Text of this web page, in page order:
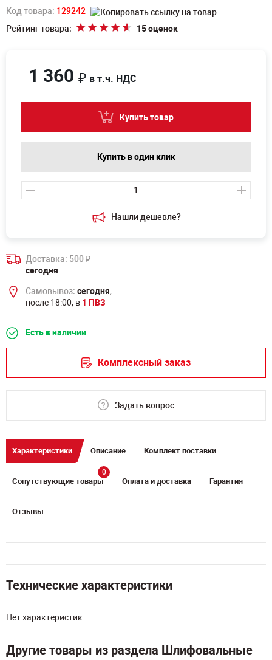
Код товара: 129242
Рейтинг товара:
15 оценок
Нашли дешевле?
1 360 ₽ в т.ч. НДС
Купить товар
Купить в один клик
Доставка: 500₽
сегодня
Самовывоз: сегодня,
после 18:00, в 1 ПВЗ
Есть в наличии
Комплексный заказ
Задать вопрос
Характеристики Описание Комплект поставки
Сопутствующие товары
0
Оплата и доставка Гарантия
Отзывы
Технические характеристики
Нет характеристик
Другие товары из раздела Шлифовальные